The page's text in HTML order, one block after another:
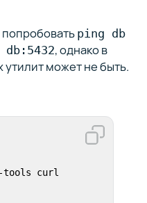
ping db
, однако в
может не быть.
tools curl